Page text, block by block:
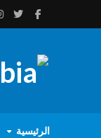
الرئيسية